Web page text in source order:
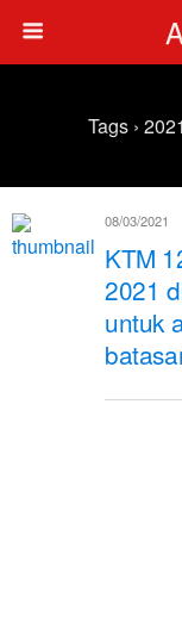
Tags ›
08/03/2021
KTM
2021
untuk